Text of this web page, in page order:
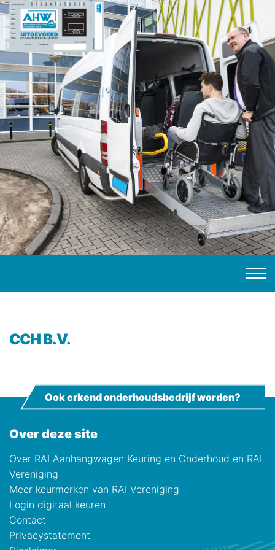
CCH B.V.
Over deze site
Over RAI Aanhangwagen Keuring en Onderhoud en RAI
Vereniging
Meer keurmerken van RAI Vereniging
Login digitaal keuren
Contact
Privacystatement
Ook erkend onderhoudsbedrijf worden?